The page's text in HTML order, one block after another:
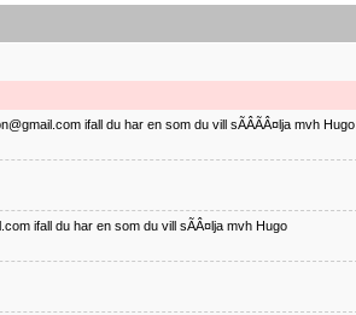
ifall du har en som du vill sÃÂÃÂ¤lja mvh Hugo
ifall du har en som du vill sÃÂ¤lja mvh Hugo